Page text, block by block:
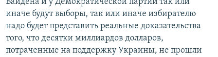
иначе будут выборы, так или иначе избирателю
надо будет представить реальные доказательства
того, что десятки миллиардов долларов,
потраченные на поддержку Украины, не прошли